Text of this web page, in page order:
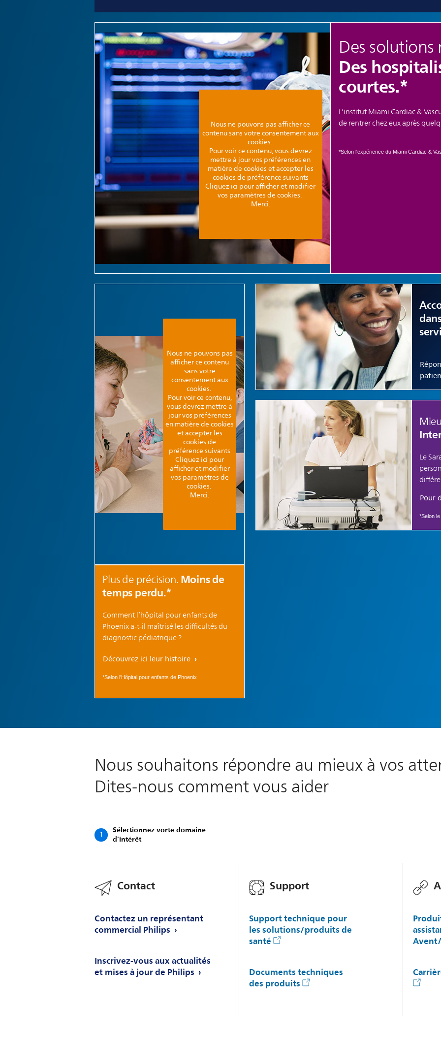
Nous ne pouvons pas afficher ce
contenu sans votre consentement aux
cookies.
Pour voir ce contenu, vous devrez
mettre à jour vos préférences en
matière de cookies et accepter les
cookies de préférence suivants
Cliquez ici pour afficher et modifier
vos paramètres de cookies.
Merci.
Des solutions
Des
courtes.*
L’institut Miami Cardiac &
de rentrer chez eux après
*Selon l'expérience du Miami Cardiac &
Nous ne pouvons pas
afficher ce contenu
sans votre
consentement aux
cookies.
Pour voir ce contenu,
vous devrez mettre à
jour vos préférences
en matière de cookies
et accepter les
cookies de
préférence suivants
Cliquez ici pour
afficher et modifier
vos paramètres de
cookies.
Merci.
Plus de précision.Moins de
temps perdu.*
Comment l’hôpital pour enfants de
Phoenix a-t-il maîtrisé les difficultés du
diagnostic pédiatrique ?
Découvrez ici leur histoire
*Selon l'Hôpital pour enfants de Phoenix
Le
Pour
*Selon
Nous souhaitons répondre au mieux à vos
Dites-nous comment vous aider
1 Sélectionnez vorte domaine
d’intérêt
Contact
Contactez un représentant
commercial Philips
Inscrivez-vous aux actualités
et mises à jour de Philips
Support
Support technique pour
les solutions/produits de
santé
Documents techniques
des produits